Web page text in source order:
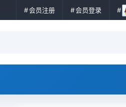
会员注册 会员登录